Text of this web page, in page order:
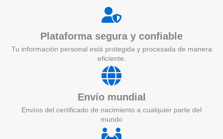
Plataforma segura y confiable
Tu información personal está protegida y procesada de manera
eficiente.
Envío mundial
Envíos del certificado de nacimiento a cualquier parte del
mundo